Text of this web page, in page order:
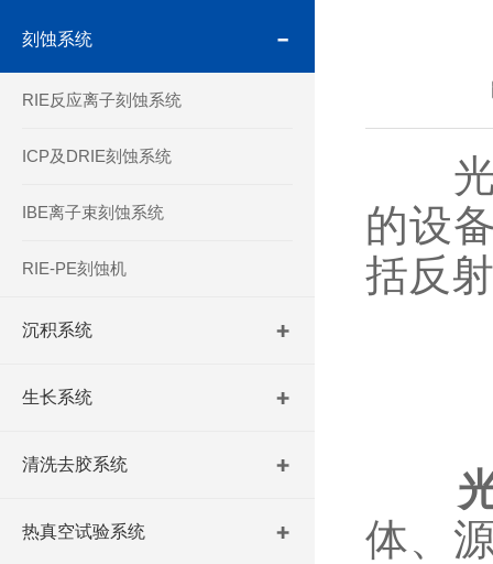
刻蚀系统
RIE反应离子刻蚀系统
ICP及DRIE刻蚀系统
IBE离子束刻蚀系统
RIE-PE刻蚀机
沉积系统
生长系统
清洗去胶系统
热真空试验系统
光
的设
括反
体、